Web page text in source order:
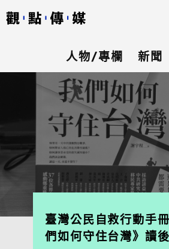
人物/專欄 新聞
臺灣公民自救行動手
們如何守住台灣》讀